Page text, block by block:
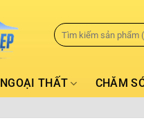
NGOẠI THẤT CHĂM